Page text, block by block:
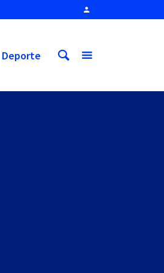
Deporte